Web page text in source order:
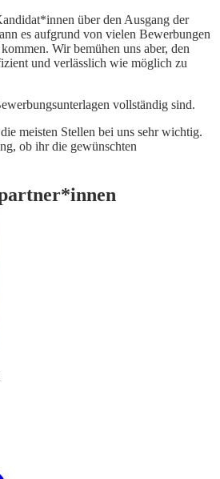
über den Ausgang der
es aufgrund von vielen Bewerbungen
Wir bemühen uns aber, den
und verlässlich wie möglich zu
vollständig sind.
meisten Stellen bei uns sehr wichtig.
ob ihr die gewünschten